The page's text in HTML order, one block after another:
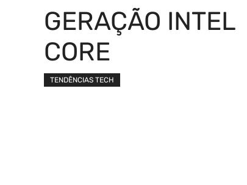
GERAÇÃO INTEL
CORE
TENDÊNCIAS TECH